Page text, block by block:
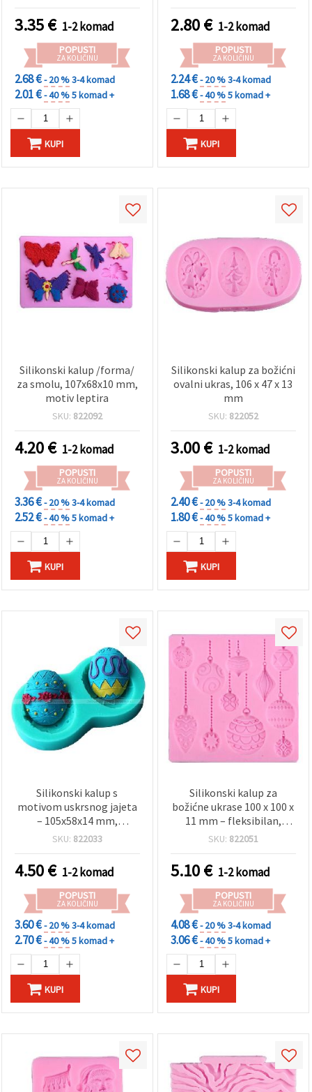
3.35€ 1-2 komad
POPUSTI
ZA KOLIČINU
2.68 €- 20 %3-4 komad
2.01 €- 40 %5 komad +
KUPI
polimernu glinu, gips i
sapun; za DIY nakit –
privjesci i kabošoni
2.80€ 1-2 komad
POPUSTI
ZA KOLIČINU
2.24 €- 20 %3-4 komad
1.68 €- 40 %5 komad +
KUPI
Silikonski kalup /forma/
za smolu, 107x68x10 mm,
motiv leptira
SKU: 822092
4.20€ 1-2 komad
POPUSTI
ZA KOLIČINU
3.36 €- 20 %3-4 komad
2.52 €- 40 %5 komad +
KUPI
Silikonski kalup za božićni
ovalni ukras, 106 x 47 x 13
mm
SKU: 822052
3.00€ 1-2 komad
POPUSTI
ZA KOLIČINU
2.40 €- 20 %3-4 komad
1.80 €- 40 %5 komad +
KUPI
Silikonski kalup s
motivom uskrsnog jajeta
– 105x58x14 mm,
fleksibilan i višekratan
sapuna, voska, gipsa i
gline
SKU: 822033
4.50€ 1-2 komad
POPUSTI
ZA KOLIČINU
3.60 €- 20 %3-4 komad
2.70 €- 40 %5 komad +
KUPI
Silikonski kalup za
božićne ukrase 100 x 100 x
11 mm – fleksibilan,
višekratan, neprianjajući
epoksidne smole, gipsa i
polimerne gline, DIY
božićne kuglice i
dekoracije
SKU: 822051
5.10€ 1-2 komad
POPUSTI
ZA KOLIČINU
4.08 €- 20 %3-4 komad
3.06 €- 40 %5 komad +
KUPI